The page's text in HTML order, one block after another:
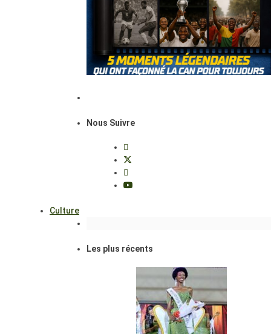
Nous Suivre
Culture
Les plus récents